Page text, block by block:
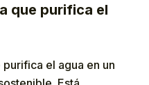
que purifica el
el agua en un